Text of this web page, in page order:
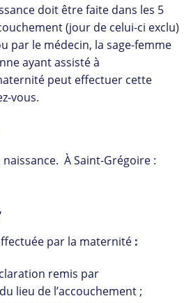
doit être faite dans les 5
(jour de celui-ci exclu)
par le médecin, la sage-femme
ayant assisté à
peut effectuer cette
vous.
À Saint-Grégoire :
par la maternité :
remis par
lieu de l’accouchement ;